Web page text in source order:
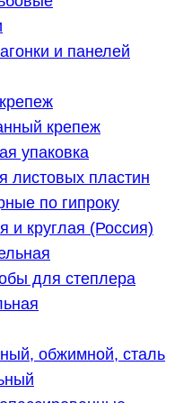
и панелей
крепеж
упаковка
листовых пластин
по гипроку
и круглая (Россия)
для степлера
обжимной, сталь